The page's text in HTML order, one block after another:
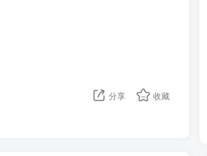
分享 收藏